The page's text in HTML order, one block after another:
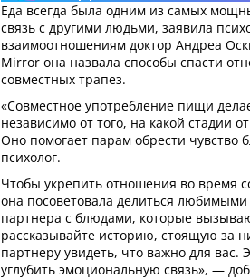
Еда всегда была одним из самых
связь с другими людьми, заявила
взаимоотношениям доктор Андреа
Mirror она назвала способы спасти
совместных трапез.
«Совместное употребление пищи
независимо от того, на какой стадии
Оно помогает парам обрести чувство
психолог.
Чтобы укрепить отношения во время
она посоветовала делиться
партнера с блюдами, которые
рассказывайте историю, стоящую за
партнеру увидеть, что важно для вас.
углубить эмоциональную связь», —